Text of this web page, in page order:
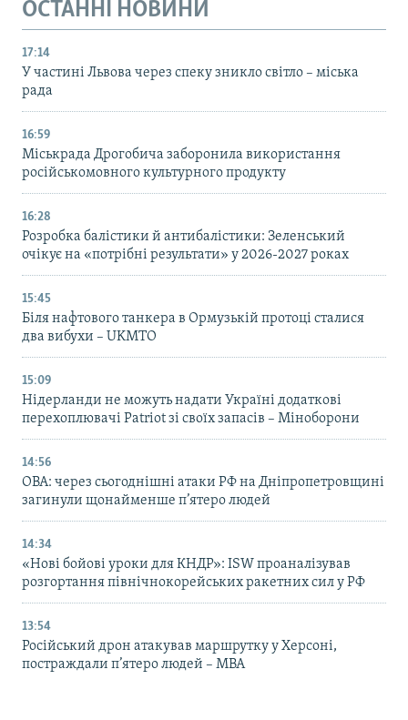
ОСТАННІ НОВИНИ
17:14
У частині Львова через спеку зникло світло – міська
рада
16:59
Міськрада Дрогобича заборонила використання
російськомовного культурного продукту
16:28
Розробка балістики й антибалістики: Зеленський
очікує на «потрібні результати» у 2026-2027 роках
15:45
Біля нафтового танкера в Ормузькій протоці сталися
два вибухи – UKMTO
15:09
Нідерланди не можуть надати Україні додаткові
перехоплювачі Patriot зі своїх запасів – Міноборони
14:56
ОВА: через сьогоднішні атаки РФ на Дніпропетровщині
загинули щонайменше п’ятеро людей
14:34
«Нові бойові уроки для КНДР»: ISW проаналізував
розгортання північнокорейських ракетних сил у РФ
13:54
Російський дрон атакував маршрутку у Херсоні,
постраждали п’ятеро людей – МВА